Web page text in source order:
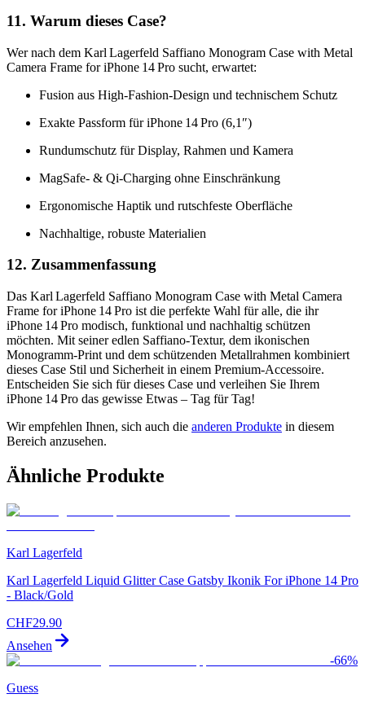
11. Warum dieses Case?
Wer nach dem Karl Lagerfeld Saffiano Monogram Case with Metal
Camera Frame for iPhone 14 Pro sucht, erwartet:
Fusion aus High‑Fashion‑Design und technischem Schutz
Exakte Passform für iPhone 14 Pro (6,1″)
Rundumschutz für Display, Rahmen und Kamera
MagSafe‑ & Qi‑Charging ohne Einschränkung
Ergonomische Haptik und rutschfeste Oberfläche
Nachhaltige, robuste Materialien
12. Zusammenfassung
Das Karl Lagerfeld Saffiano Monogram Case with Metal Camera
Frame for iPhone 14 Pro ist die perfekte Wahl für alle, die ihr
iPhone 14 Pro modisch, funktional und nachhaltig schützen
möchten. Mit seiner edlen Saffiano‑Textur, dem ikonischen
Monogramm‑Print und dem schützenden Metallrahmen kombiniert
dieses Case Stil und Sicherheit in einem Premium‑Accessoire.
Entscheiden Sie sich für dieses Case und verleihen Sie Ihrem
iPhone 14 Pro das gewisse Etwas – Tag für Tag!
Wir empfehlen Ihnen, sich auch die anderen Produkte in diesem
Bereich anzusehen.
Ähnliche Produkte
Karl Lagerfeld
Karl Lagerfeld Liquid Glitter Case Gatsby Ikonik For iPhone 14 Pro
- Black/Gold
CHF29.90
Ansehen
-66%
Guess